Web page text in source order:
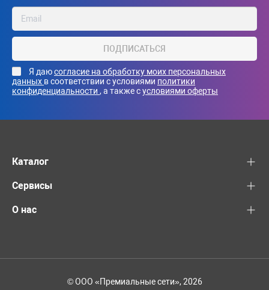
ПОДПИСАТЬСЯ
Я даюсогласие на обработку моих персональных
данных в соответствии с условиями политики
конфиденциальности , а также сусловиями оферты
Каталог
Сервисы
О нас
© ООО «Премиальные сети», 2026